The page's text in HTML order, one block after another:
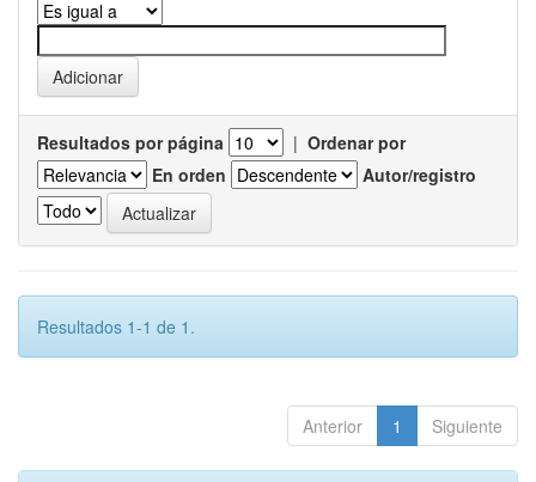
Resultados por página | Ordenar por
En orden
Autor/registro
Resultados 1-1 de 1.
Anterior 1 Siguiente